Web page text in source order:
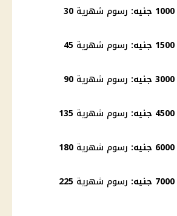
1000 جنيه: رسوم شهرية 30
1500 جنيه: رسوم شهرية 45
3000 جنيه: رسوم شهرية 90
4500 جنيه: رسوم شهرية 135
6000 جنيه: رسوم شهرية 180
7000 جنيه: رسوم شهرية 225